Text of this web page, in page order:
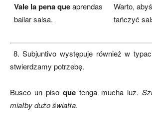
Vale la pena queaprendas
bailar salsa.
Warto,
tańczyć
8. Subjuntivo występuje również w
stwierdzamy potrzebę.
Busco un pisoque tenga mucha luz.
miałby dużo światła.